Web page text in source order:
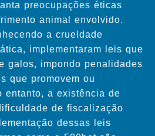
preocupações éticas
animal envolvido.
a crueldade
implementaram leis que
galos, impondo penalidades
que promovem ou
entanto, a existência de
de fiscalização
dessas leis